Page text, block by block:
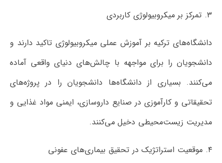
۳. تمرکز بر میکروبیولوژی کاربردی
دانشگاه‌های ترکیه بر آموزش عملی میکروبیولوژی تاکید دارند و
دانشجویان را برای مواجهه با چالش‌های دنیای واقعی آماده
می‌کنند. بسیاری از دانشگاه‌ها دانشجویان را در پروژه‌های
تحقیقاتی و کارآموزی در صنایع داروسازی، ایمنی مواد غذایی و
مدیریت زیست‌محیطی دخیل می‌کنند.
۴. موقعیت استراتژیک در تحقیق بیماری‌های عفونی